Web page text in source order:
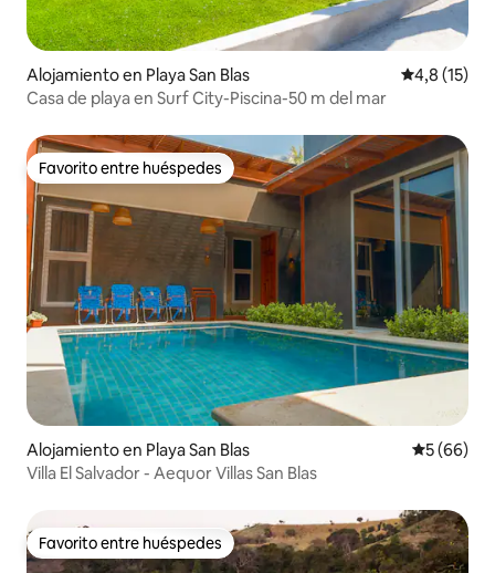
Alojamiento en Playa San Blas Calificación
4,8 (15)
Casa de playa en Surf City-Piscina-50 m del mar
Favorito entre huéspedes
Favorito entre huéspedes
Alojamiento en Playa San Blas
5 (66)
Villa El Salvador - Aequor Villas San Blas
Favorito entre huéspedes
Favorito entre huéspedes